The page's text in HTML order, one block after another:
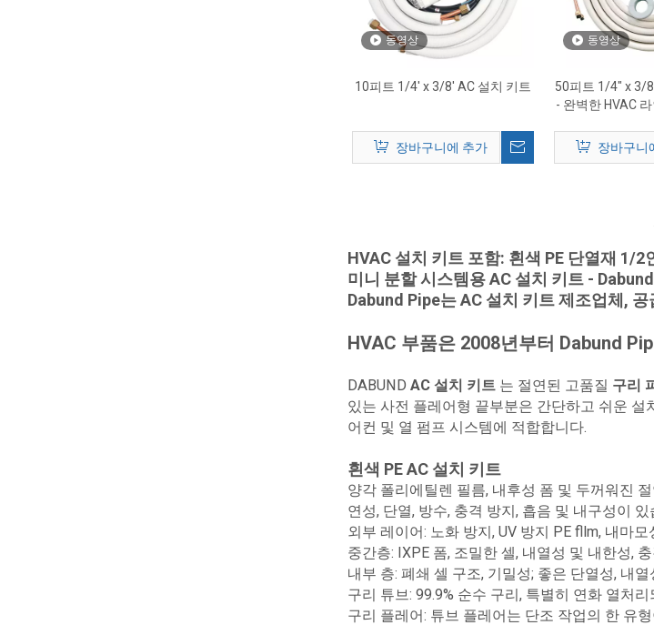
동영상
10피트 1/4' x 3/8' AC 설치 키트
장바구니에 추가
동영상
50피트 1/4″ x 3/
- 완벽한 HVAC
장바구니
HVAC 설치 키트 포함: 흰색 PE 단열재 1/
미니 분할 시스템용 AC 설치 키트 -
Dabund Pipe는 AC 설치 키트 제조업체,
HVAC 부품은 2008년부터 Dabund
DABUND AC 설치 키트 는 절연된 고품질 구리
있는 사전 플레어형 끝부분은 간단하고 쉬운
어컨 및 열 펌프 시스템에 적합합니다.
흰색 PE AC 설치 키트
양각 폴리에틸렌 필름, 내후성 폼 및 두꺼워진
연성, 단열, 방수, 충격 방지, 흡음 및 내구성이 있
외부 레이어: 노화 방지, UV 방지 PE fllm, 내마
중간층: IXPE 폼, 조밀한 셀, 내열성 및 내한성,
내부 층: 폐쇄 셀 구조, 기밀성; 좋은 단열성, 내
구리 튜브: 99.9% 순수 구리, 특별히 연화 열처
구리 플레어: 튜브 플레어는 단조 작업의 한 유